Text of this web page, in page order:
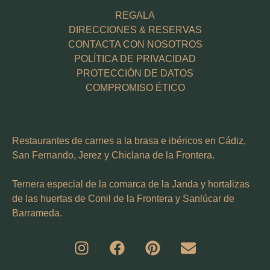
REGALA
DIRECCIONES & RESERVAS
CONTACTA CON NOSOTROS
POLÍTICA DE PRIVACIDAD
PROTECCIÓN DE DATOS
COMPROMISO ÉTICO
Restaurantes de carnes a la brasa e ibéricos en Cádiz,
San Fernando, Jerez y Chiclana de la Frontera.
Ternera especial de la comarca de la Janda y hortalizas
de las huertas de Conil de la Frontera y Sanlúcar de
Barrameda.
I
n
F
a
P
i
E
n